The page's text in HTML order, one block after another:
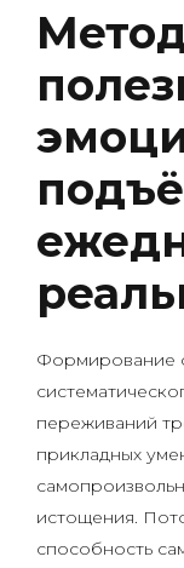
Формирование
переживаний
прикладных
истощения.
способность